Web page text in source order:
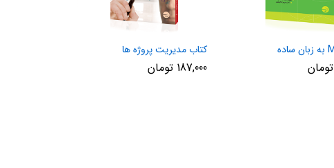
تومان
کتاب مدیریت پروژه ها
187,000 تومان